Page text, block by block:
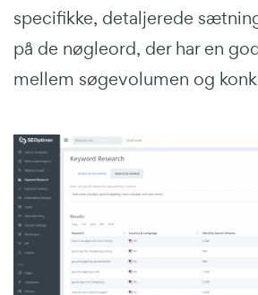
specifikke, detaljerede
på de nøgleord, der har en
mellem søgevolumen og